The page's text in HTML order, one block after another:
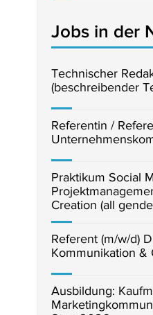
Jobs in der
Technischer
(beschreibender
Referentin /
Praktikum Social
Creation (all
Referent (m/w/d)
Kommunikation &
Ausbildung: